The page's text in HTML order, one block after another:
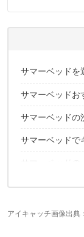
サマーベッドを
①快適性を求
プがおすすめ
②身長+αのサ
③軽さ・耐久
⑥過ごしやす
サマーベッドお
チェアタイプ
コットタイプ
サマーベッドの
サマーベッドで
サマーベッドに
アイキャッチ画像出典：